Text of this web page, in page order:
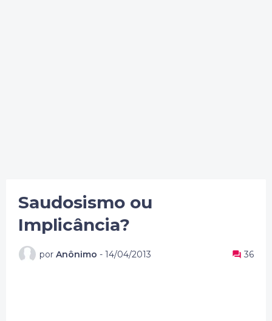
Saudosismo ou
Implicância?
por Anônimo - 14/04/2013 36